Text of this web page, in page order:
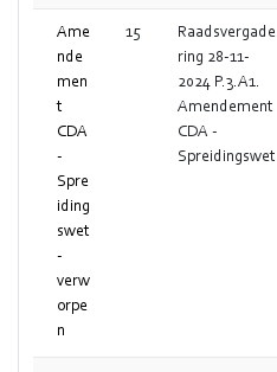
Ame
nde
men
t
CDA
-
Spre
iding
swet
-
verw
orpe
n
15
Raadsvergade
ring 28-11-
2024 P.3.A1.
Amendement
CDA -
Spreidingswet